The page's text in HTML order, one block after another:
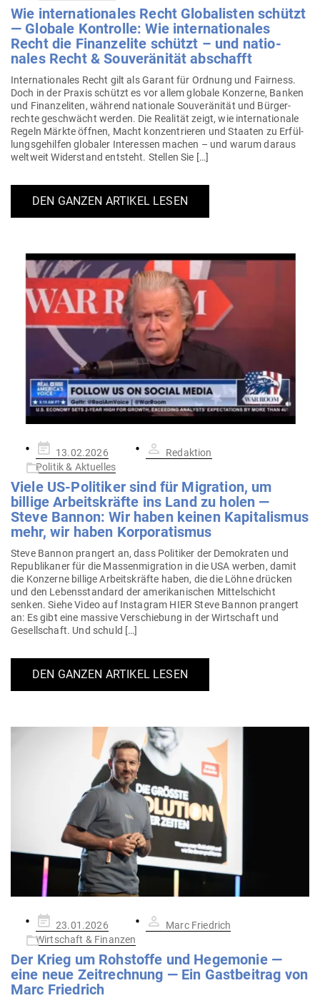
Wie inter­na­tio­nales Recht Glo­ba­listen schützt
— Globale Kon­trolle: Wie inter­na­tio­nales
Recht die Finanz­elite schützt – und natio­
nales Recht & Sou­ve­rä­nität abschafft
Inter­na­tio­nales Recht gilt als Garant für Ordnung und Fairness.
Doch in der Praxis schützt es vor allem globale Kon­zerne, Banken
und Finanz­eliten, während nationale Sou­ve­rä­nität und Bür­ger­
rechte geschwächt werden. Die Rea­lität zeigt, wie inter­na­tionale
Regeln Märkte öffnen, Macht kon­zen­trieren und Staaten zu Erfül­
lungs­ge­hilfen glo­baler Inter­essen machen – und warum daraus
weltweit Wider­stand ent­steht. Stellen Sie […]
DEN GANZEN ARTIKEL LESEN
Gepostet
am
13.02.2026
Redaktion
Politik & Aktuelles
Viele US-Poli­tiker sind für Migration, um
billige Arbeits­kräfte ins Land zu holen —
Steve Bannon: Wir haben keinen Kapi­ta­lismus
mehr, wir haben Korporatismus
Steve Bannon prangert an, dass Poli­tiker der Demo­kraten und
Repu­bli­kaner für die Mas­sen­mi­gration in die USA werben, damit
die Kon­zerne billige Arbeits­kräfte haben, die die Löhne drücken
und den Lebens­standard der ame­ri­ka­ni­schen Mit­tel­schicht
senken. Siehe Video auf Instagram HIER Steve Bannon prangert
an: Es gibt eine massive Ver­schiebung in der Wirt­schaft und
Gesell­schaft. Und schuld […]
DEN GANZEN ARTIKEL LESEN
Gepostet
am
23.01.2026
Marc Friedrich
Wirtschaft & Finanzen
Der Krieg um Roh­stoffe und Hege­monie —
eine neue Zeit­rechnung — Ein Gast­beitrag von
Marc Friedrich